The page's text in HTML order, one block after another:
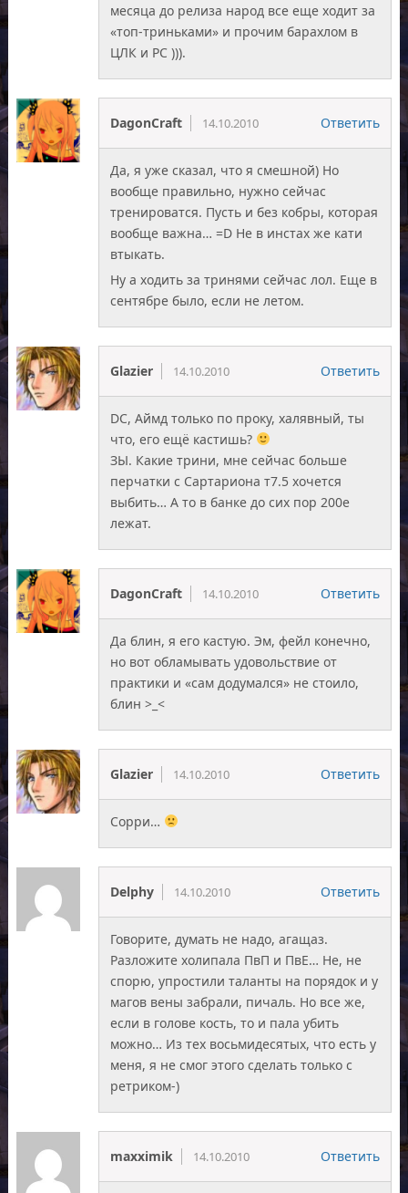
месяца до релиза народ все еще ходит за
«топ-триньками» и прочим барахлом в
ЦЛК и РС ))).
DagonCraft 14.10.2010 Ответить
Да, я уже сказал, что я смешной) Но
вообще правильно, нужно сейчас
тренироватся. Пусть и без кобры, которая
вообще важна… =D Не в инстах же кати
втыкать.
Ну а ходить за тринями сейчас лол. Еще в
сентябре было, если не летом.
Glazier 14.10.2010 Ответить
DC, Аймд только по проку, халявный, ты
что, его ещё кастишь?
ЗЫ. Какие трини, мне сейчас больше
перчатки с Сартариона т7.5 хочется
выбить… А то в банке до сих пор 200е
лежат.
DagonCraft 14.10.2010 Ответить
Да блин, я его кастую. Эм, фейл конечно,
но вот обламывать удовольствие от
практики и «сам додумался» не стоило,
блин >_<
Glazier 14.10.2010 Ответить
Сорри…
Delphy 14.10.2010 Ответить
Говорите, думать не надо, агащаз.
Разложите холипала ПвП и ПвЕ… Не, не
спорю, упростили таланты на порядок и у
магов вены забрали, пичаль. Но все же,
если в голове кость, то и пала убить
можно… Из тех восьмидесятых, что есть у
меня, я не смог этого сделать только с
ретриком-)
maxximik 14.10.2010 Ответить